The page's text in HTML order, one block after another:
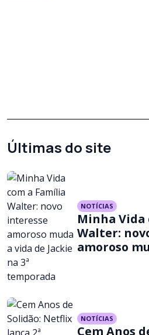
Últimas do site
NOTÍCIAS
Minha Vida
Walter:
amoroso
NOTÍCIAS
Cem Anos